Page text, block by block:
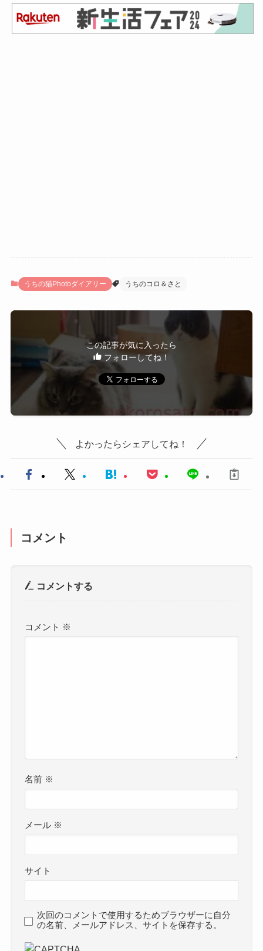
うちの猫Photoダイアリー うちのコロ＆さと
この記事が気に入ったら
フォローしてね！
よかったらシェアしてね！
コメント
コメントする
コメント ※
名前 ※
メール ※
サイト
次回のコメントで使用するためブラウザーに自分
の名前、メールアドレス、サイトを保存する。